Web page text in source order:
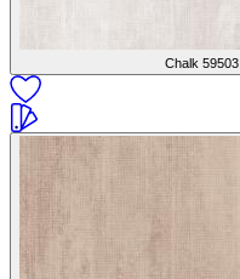
Chalk 59503